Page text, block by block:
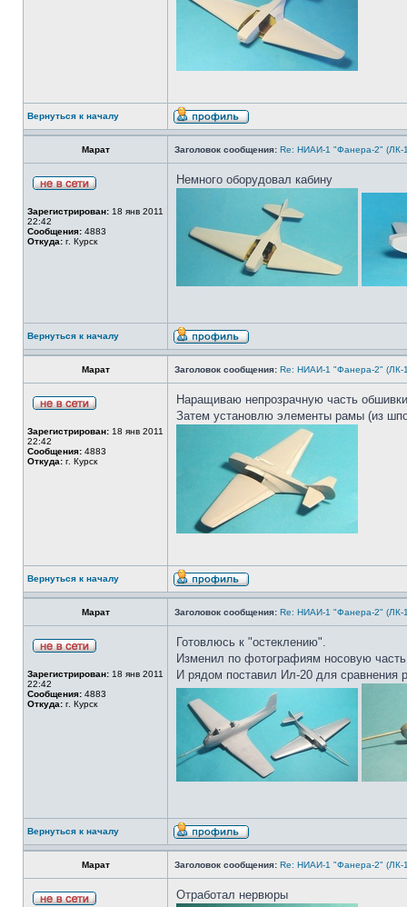
Вернуться к началу
Марат Заголовок сообщения: Re: НИАИ-1 "Фанера-2" (ЛК-
Зарегистрирован: 18 янв 2011
22:42
Сообщения: 4883
Откуда: г. Курск
Немного оборудовал кабину
Вернуться к началу
Марат Заголовок сообщения: Re: НИАИ-1 "Фанера-2" (ЛК-
Зарегистрирован: 18 янв 2011
22:42
Сообщения: 4883
Откуда: г. Курск
Наращиваю непрозрачную часть
Затем установлю элементы рамы (из
Вернуться к началу
Марат Заголовок сообщения: Re: НИАИ-1 "Фанера-2" (ЛК-
Зарегистрирован: 18 янв 2011
22:42
Сообщения: 4883
Откуда: г. Курск
Готовлюсь к "остеклению".
Изменил по фотографиям носовую
И рядом поставил Ил-20 для сравнения
Вернуться к началу
Марат Заголовок сообщения: Re: НИАИ-1 "Фанера-2" (ЛК-
Отработал нервюры